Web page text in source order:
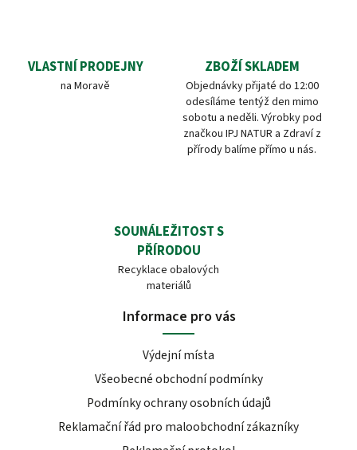
VLASTNÍ PRODEJNY
na Moravě
ZBOŽÍ SKLADEM
Objednávky přijaté do 12:00
odesíláme tentýž den mimo
sobotu a neděli. Výrobky pod
značkou IPJ NATUR a Zdraví z
přírody balíme přímo u nás.
SOUNÁLEŽITOST S
PŘÍRODOU
Recyklace obalových
materiálů
Informace pro vás
Výdejní místa
Všeobecné obchodní podmínky
Podmínky ochrany osobních údajů
Reklamační řád pro maloobchodní zákazníky